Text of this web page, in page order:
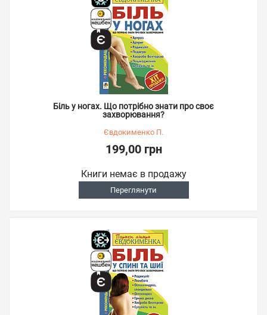
Біль у ногах. Що потрібно знати про своє
захворювання?
Євдокименко П.
199,00 грн
Книги немає в продажу
Переглянути